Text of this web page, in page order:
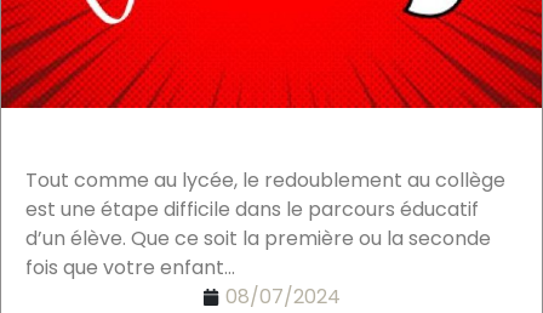
Tout comme au lycée, le redoublement au collège
est une étape difficile dans le parcours éducatif
d’un élève. Que ce soit la première ou la seconde
fois que votre enfant...
08/07/2024